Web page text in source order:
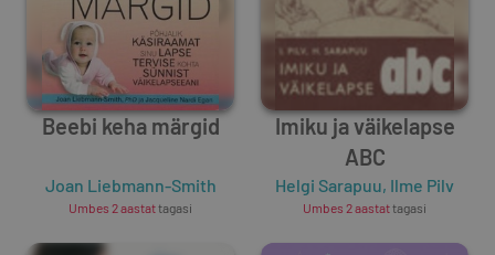
Beebi keha märgid
Joan Liebmann-Smith
Umbes 2 aastattagasi
Imiku ja väikelapse
ABC
Helgi Sarapuu, Ilme Pilv
Umbes 2 aastattagasi